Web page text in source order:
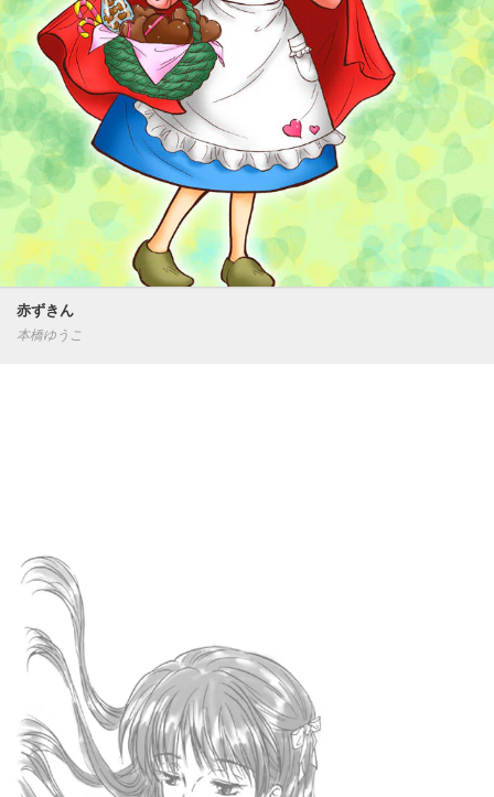
赤ずきん
本橋ゆうこ